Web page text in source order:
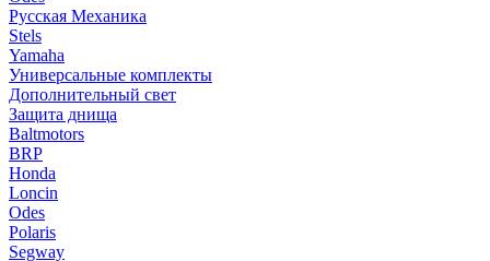
Русская Механика
Stels
Yamaha
Универсальные комплекты
Дополнительный свет
Защита днища
Baltmotors
BRP
Honda
Loncin
Odes
Polaris
Segway